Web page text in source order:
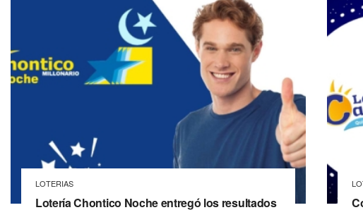
LOTERIAS
Lotería Chontico Noche entregó los resultados